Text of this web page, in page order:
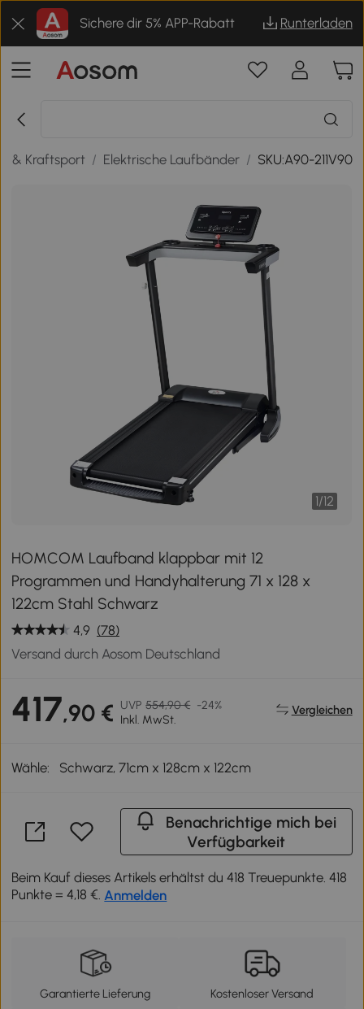
Sichere dir 5% APP-Rabatt Runterladen
& Kraftsport / Elektrische Laufbänder / SKU:A90-211V90
1/12
HOMCOM Laufband klappbar mit 12
Programmen und Handyhalterung 71 x 128 x
122cm Stahl Schwarz
4,9 (78)
Versand durch Aosom Deutschland
417,90 € UVP 554,90 € -24%
Inkl. MwSt.
Vergleichen
Wähle: Schwarz, 71cm x 128cm x 122cm
Benachrichtige mich bei
Verfügbarkeit
Beim Kauf dieses Artikels erhältst du 418 Treuepunkte. 418
Punkte = 4,18 €. Anmelden
Garantierte Lieferung Kostenloser Versand